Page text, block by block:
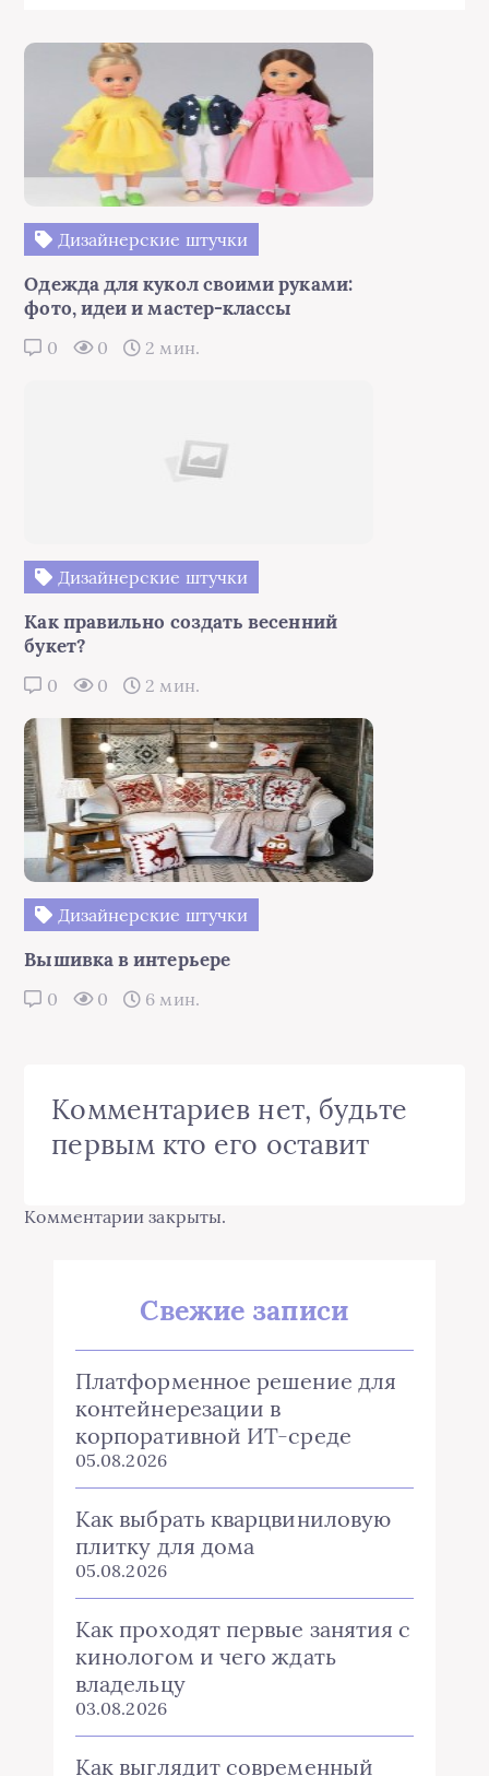
Дизайнерские штучки
Одежда для кукол своими руками:
фото, идеи и мастер-классы
0 0 2 мин.
Дизайнерские штучки
Как правильно создать весенний
букет?
0 0 2 мин.
Дизайнерские штучки
Вышивка в интерьере
0 0 6 мин.
Комментариев нет, будьте
первым кто его оставит
Комментарии закрыты.
Свежие записи
Платформенное решение для
контейнерезации в
корпоративной ИТ-среде
05.08.2026
Как выбрать кварцвиниловую
плитку для дома
05.08.2026
Как проходят первые занятия с
кинологом и чего ждать
владельцу
03.08.2026
Как выглядит современный